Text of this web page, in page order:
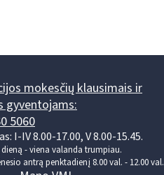
mokesčių klausimais ir
gyventojams:
5060
I-IV 8.00-17.00, V 8.00-15.45.
dieną - viena valanda trumpiau.
antrą penktadienį 8.00 val. - 12.00 val.